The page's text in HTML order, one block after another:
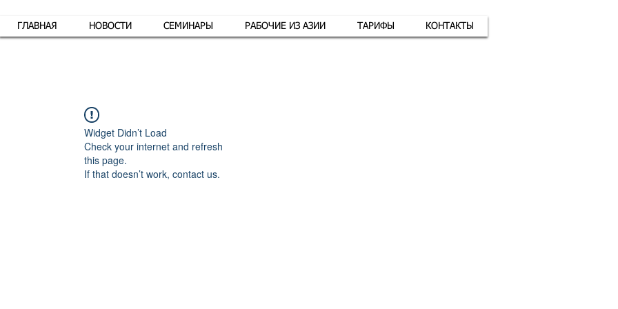
ГЛАВНАЯ НОВОСТИ СЕМИНАРЫ РАБОЧИЕ ИЗ АЗИИ ТАРИФЫ КОНТАКТЫ
Widget Didn’t Load
Check your internet and refresh
this page.
If that doesn’t work, contact us.